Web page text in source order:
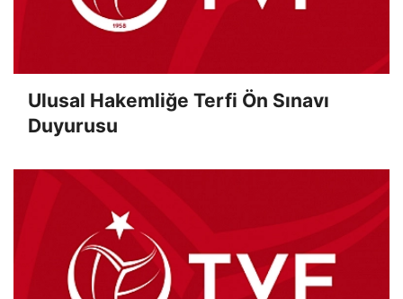
Ulusal Hakemliğe Terfi Ön Sınavı
Duyurusu